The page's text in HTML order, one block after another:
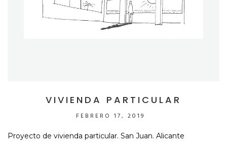
VIVIENDA PARTICULAR
FEBRERO 17, 2019
Proyecto de vivienda particular. San Juan. Alicante